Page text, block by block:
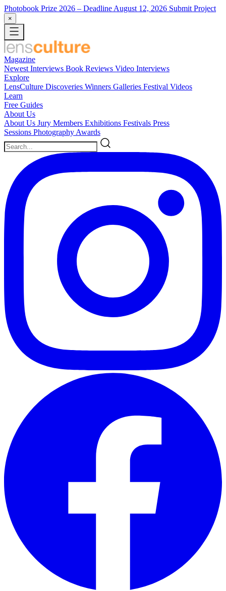
Photobook Prize 2026 – Deadline August 12, 2026 Submit Project
×
Magazine
Newest Interviews Book Reviews Video Interviews
Explore
LensCulture Discoveries Winners Galleries Festival Videos
Learn
Free Guides
About Us
About Us Jury Members Exhibitions Festivals Press
Sessions Photography Awards